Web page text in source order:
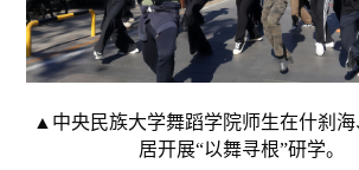
▲中央民族大学舞蹈学院师生在什刹
居开展“以舞寻根”研学。